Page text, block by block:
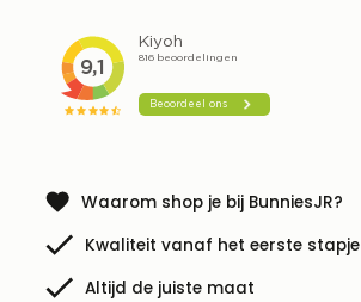
Waarom shop je bij BunniesJR?
Kwaliteit vanaf het eerste stapje
Altijd de juiste maat